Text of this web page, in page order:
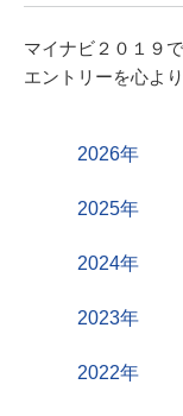
2026年
2025年
2024年
2023年
2022年
マイナビ２０１９
エントリーを心よ